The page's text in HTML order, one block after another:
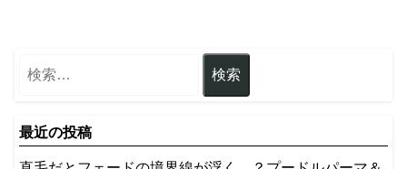
最近の投稿